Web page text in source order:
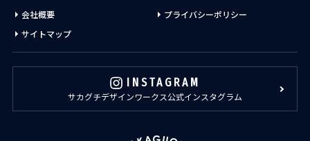
会社概要
プライバシーポリシー
サイトマップ
INSTAGRAM
サカグチデザインワークス公式インスタグラム